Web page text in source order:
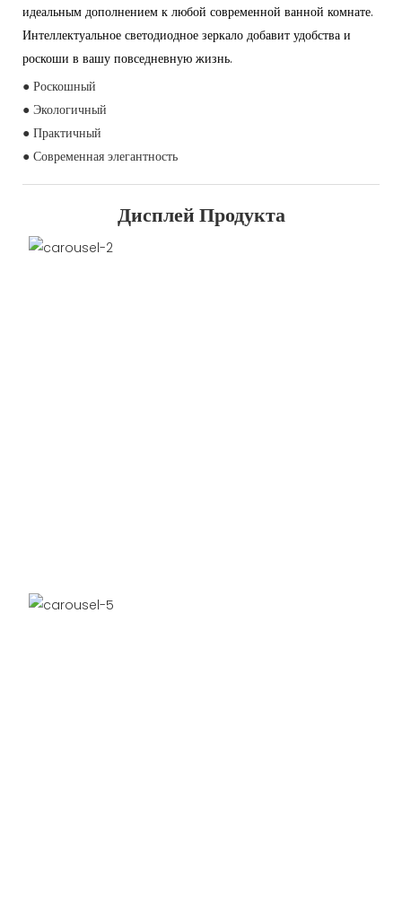
идеальным дополнением к любой современной ванной комнате.
Интеллектуальное светодиодное зеркало добавит удобства и
роскоши в вашу повседневную жизнь.
● Роскошный
● Экологичный
● Практичный
● Современная элегантность
Дисплей Продукта